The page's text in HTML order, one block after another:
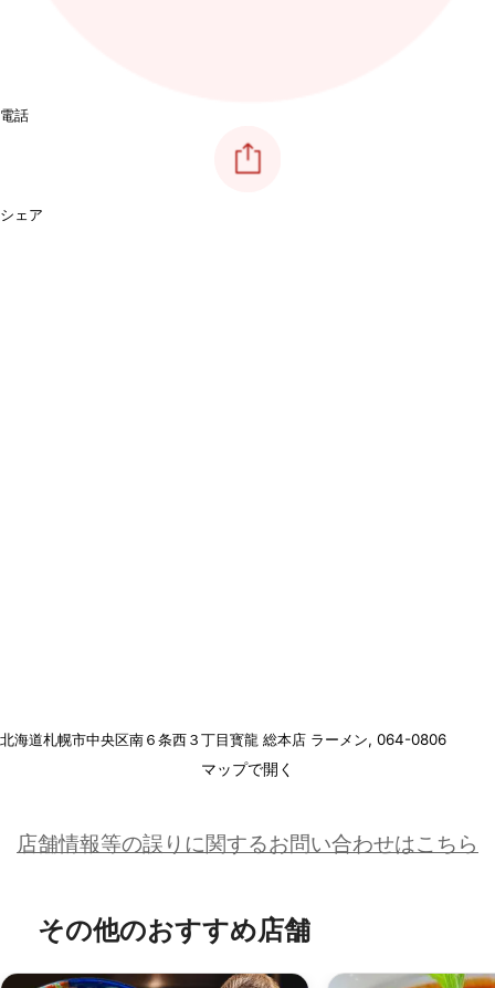
電話
シェア
北海道札幌市中央区南６条西３丁目寳龍 総本店 ラーメン, 064-0806
マップで開く
店舗情報等の誤りに関するお問い合わせはこちら
その他のおすすめ店舗